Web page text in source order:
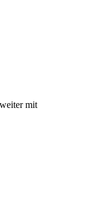
mit